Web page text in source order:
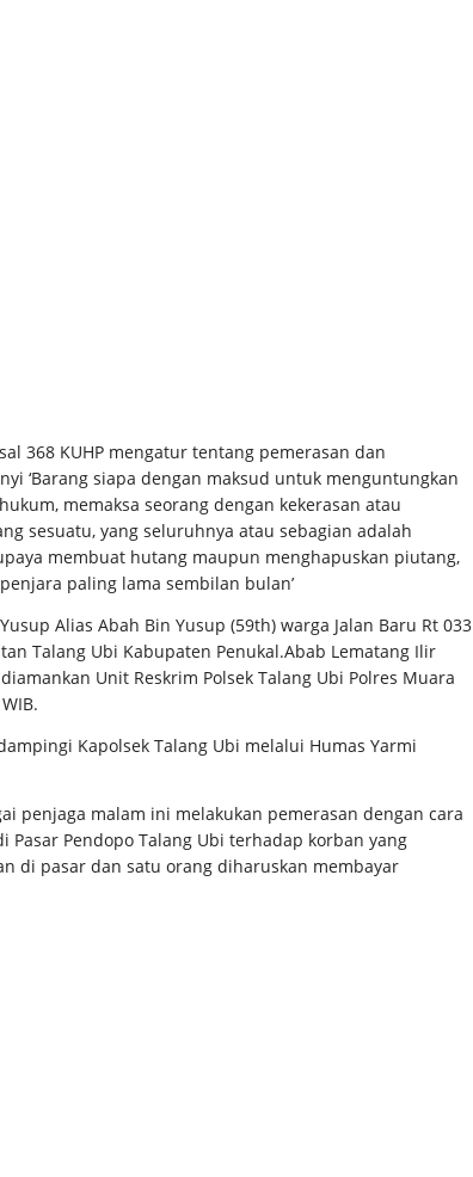
368 KUHP mengatur tentang pemerasan dan
‘Barang siapa dengan maksud untuk menguntungkan
memaksa seorang dengan kekerasan atau
sesuatu, yang seluruhnya atau sebagian adalah
membuat hutang maupun menghapuskan piutang,
paling lama sembilan bulan’
Alias Abah Bin Yusup (59th) warga Jalan Baru Rt 033
Talang Ubi Kabupaten Penukal.Abab Lematang Ilir
Unit Reskrim Polsek Talang Ubi Polres Muara
Kapolsek Talang Ubi melalui Humas Yarmi
penjaga malam ini melakukan pemerasan dengan cara
Pendopo Talang Ubi terhadap korban yang
di pasar dan satu orang diharuskan membayar